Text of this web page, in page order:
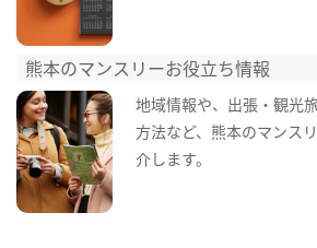
熊本のマンスリーお役立ち情報
地域情報や、出張・観光
方法など、熊本のマンス
介します。